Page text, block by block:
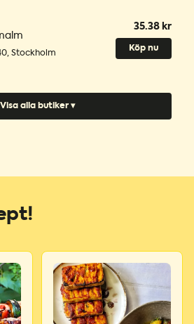
, Stockholm
35.38 kr
Köp nu
Visa alla butiker ▾